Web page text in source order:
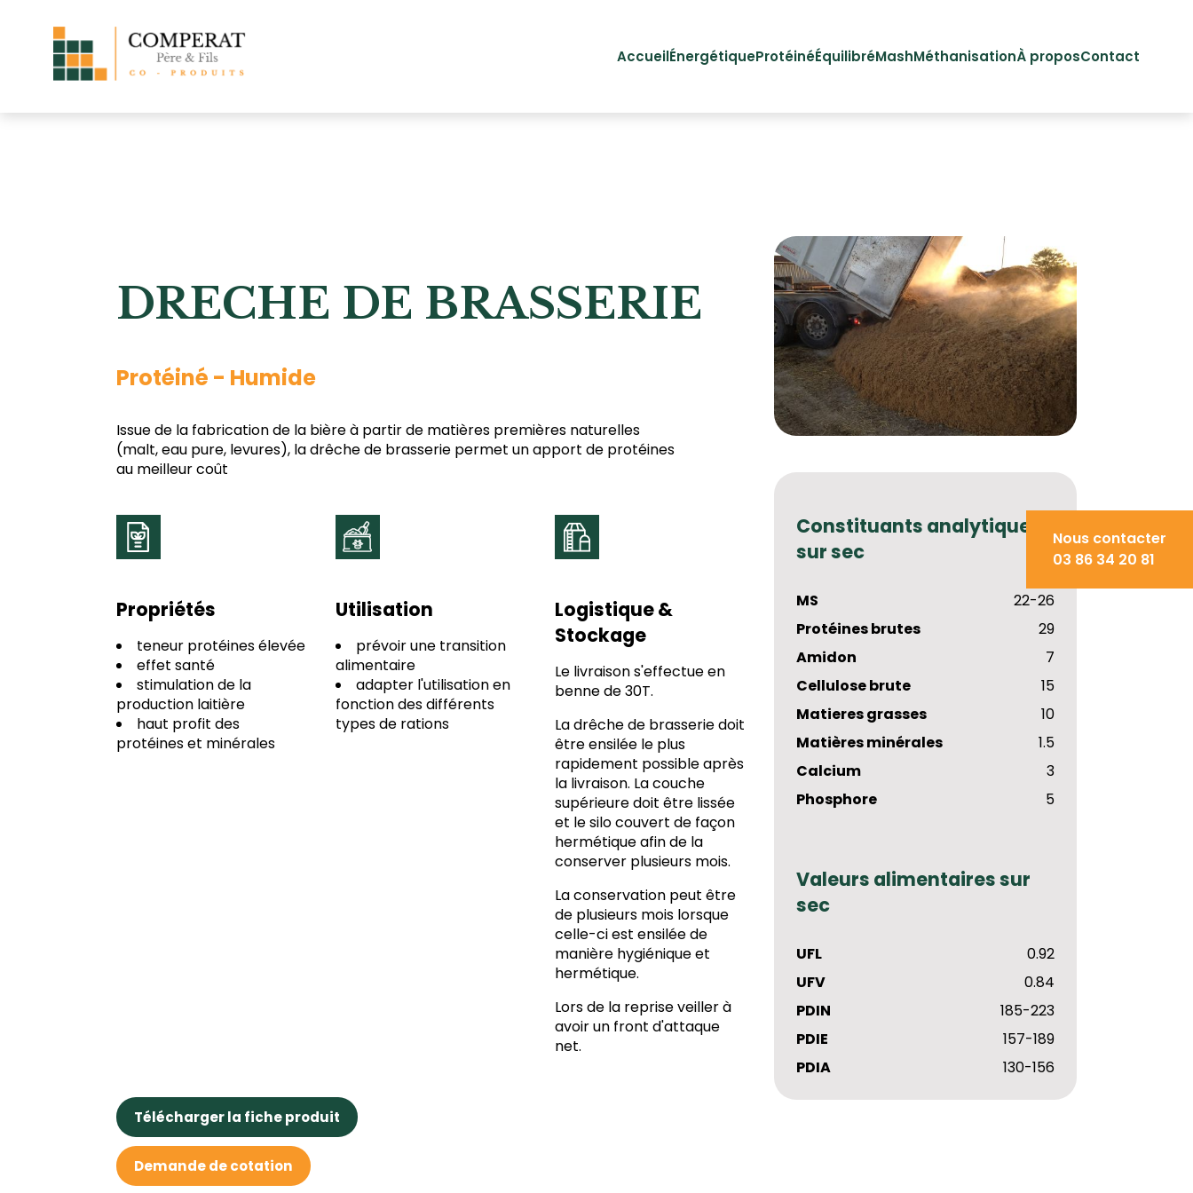
AccueilÉnergétiqueProtéinéÉquilibréMashMéthanisationÀ proposContact
Nous contacter
03 86 34 20 81
DRECHE DE BRASSERIE
Protéiné - Humide
Issue de la fabrication de la bière à partir de matières premières naturelles
(malt, eau pure, levures), la drêche de brasserie permet un apport de protéines
au meilleur coût
Propriétés
teneur protéines élevée
effet santé
stimulation de la
production laitière
haut profit des
protéines et minérales
Utilisation
prévoir une transition
alimentaire
adapter l'utilisation en
fonction des différents
types de rations
Logistique &
Stockage
Le livraison s'effectue en
benne de 30T.
La drêche de brasserie doit
être ensilée le plus
rapidement possible après
la livraison. La couche
supérieure doit être lissée
et le silo couvert de façon
hermétique afin de la
conserver plusieurs mois.
La conservation peut être
de plusieurs mois lorsque
celle-ci est ensilée de
manière hygiénique et
hermétique.
Lors de la reprise veiller à
avoir un front d'attaque
net.
Télécharger la fiche produit
Demande de cotation
Constituants analytiques
sur sec
MS
22-26
Protéines brutes
29
Amidon
7
Cellulose brute
15
Matieres grasses
10
Matières minérales
1.5
Calcium
3
Phosphore
5
Valeurs alimentaires sur
sec
UFL
0.92
UFV
0.84
PDIN
185-223
PDIE
157-189
PDIA
130-156